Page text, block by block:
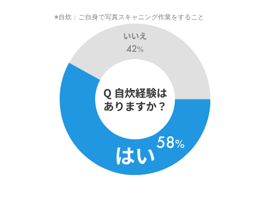
※自炊：ご自身で写真スキャニング作業をすること